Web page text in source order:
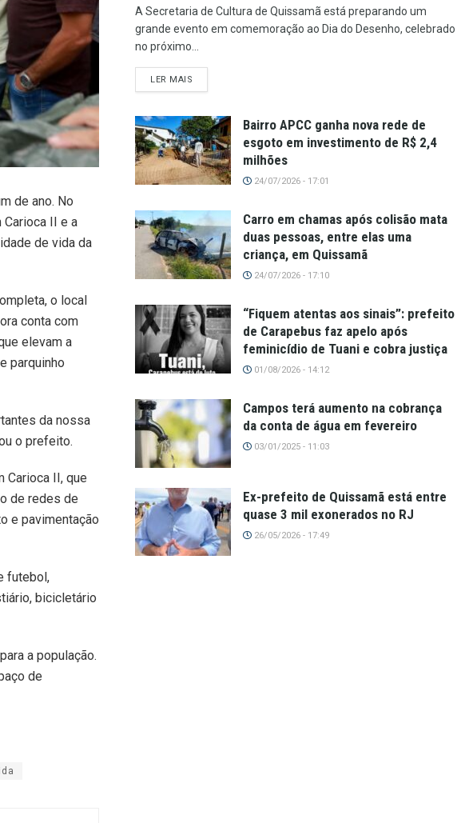
de ano. No
II e a
de vida da
o local
conta com
elevam a
parquinho
da nossa
o prefeito.
Carioca II, que
de redes de
e pavimentação
futebol,
bicicletário
a população.
de
A Secretaria de Cultura de Quissamã está preparando um
grande evento em comemoração ao Dia do Desenho, celebrado
no próximo...
LER MAIS
Bairro APCC ganha nova rede de
esgoto em investimento de R$ 2,4
milhões
24/07/2026 - 17:01
Carro em chamas após colisão mata
duas pessoas, entre elas uma
criança, em Quissamã
24/07/2026 - 17:10
“Fiquem atentas aos sinais”: prefeito
de Carapebus faz apelo após
feminicídio de Tuani e cobra justiça
01/08/2026 - 14:12
Campos terá aumento na cobrança
da conta de água em fevereiro
03/01/2025 - 11:03
Ex-prefeito de Quissamã está entre
quase 3 mil exonerados no RJ
26/05/2026 - 17:49